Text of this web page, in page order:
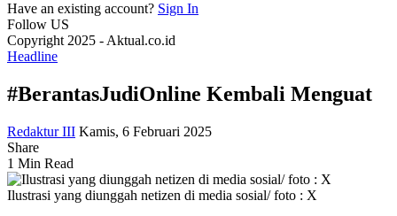
Have an existing account? Sign In
Follow US
Copyright 2025 - Aktual.co.id
Headline
#BerantasJudiOnline Kembali Menguat
Redaktur III Kamis, 6 Februari 2025
Share
1 Min Read
Ilustrasi yang diunggah netizen di media sosial/ foto : X